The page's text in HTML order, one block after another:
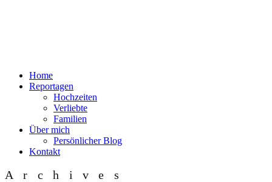
Home
Reportagen
Hochzeiten
Verliebte
Familien
Über mich
Persönlicher Blog
Kontakt
Archives